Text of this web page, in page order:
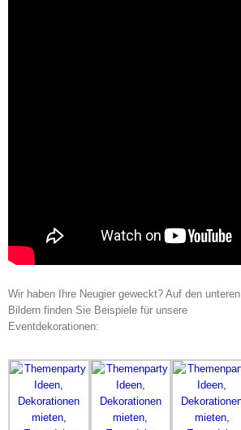
Wir haben Ihre Neugier geweckt? Auf den unteren
Bildern finden Sie Beispiele für unsere
Eventdekorationen: